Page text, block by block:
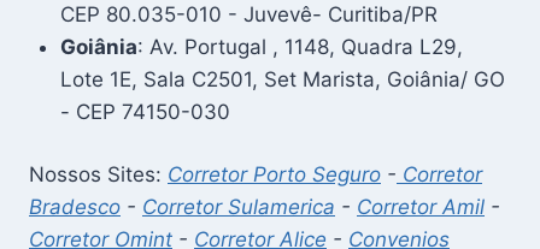
CEP 80.035-010 - Juvevê- Curitiba/PR
Goiânia: Av. Portugal , 1148, Quadra L29,
Lote 1E, Sala C2501, Set Marista, Goiânia/ GO
- CEP 74150-030
Nossos Sites: Corretor Porto Seguro - Corretor
Bradesco - Corretor Sulamerica - Corretor Amil -
Corretor Omint - Corretor Alice - Convenios